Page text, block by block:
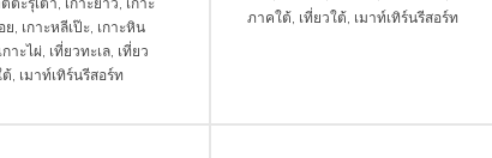
ย เกาะหลีเป๊ะ, เกาะหิน
เกาะไผ่ เที่ยวทะเล, เที่ยว
ต้, เมาท์เทิร์นรีสอร์ท
ภาคใต้ เที่ยวใต้ เมาท์เทิร์นรีสอร์ท